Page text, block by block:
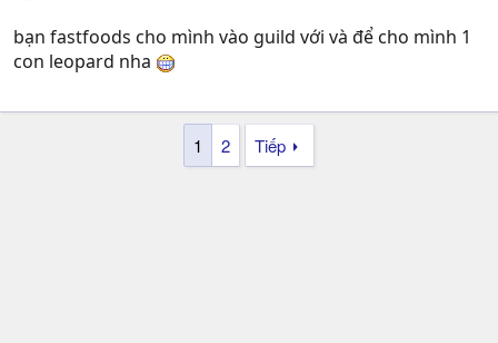
bạn fastfoods cho mình vào guild với và để cho mình 1
con leopard nha
1 2 Tiếp